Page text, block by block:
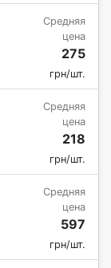
Средняя
цена
275
грн/шт.
Средняя
цена
218
грн/шт.
Средняя
цена
597
грн/шт.